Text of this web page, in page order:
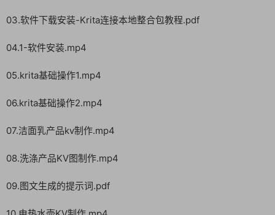
03.软件下载安装-Krita连接本地整合包教程.pdf
04.1-软件安装.mp4
05.krita基础操作1.mp4
06.krita基础操作2.mp4
07.洁面乳产品kv制作.mp4
08.洗涤产品KV图制作.mp4
09.图文生成的提示词.pdf